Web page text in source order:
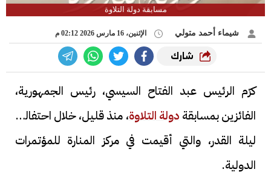
مسابقة دولة التلاوة
شيماء أحمد متولي الإثنين، 16 مارس 2026 02:12 م
شارك
كرّم الرئيس عبد الفتاح السيسي، رئيس الجمهورية،
الفائزين بمسابقة دولة التلاوة، منذ قليل، خلال احتفالية
ليلة القدر، والتي أقيمت في مركز المنارة للمؤتمرات
الدولية.